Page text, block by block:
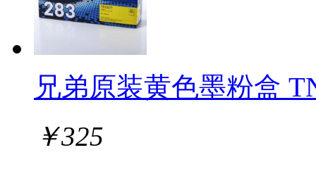
兄弟原装黄色墨粉盒
￥325